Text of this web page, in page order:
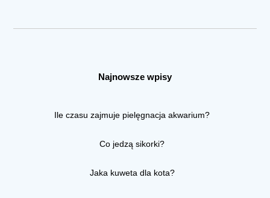
Najnowsze wpisy
Ile czasu zajmuje pielęgnacja akwarium?
Co jedzą sikorki?
Jaka kuweta dla kota?